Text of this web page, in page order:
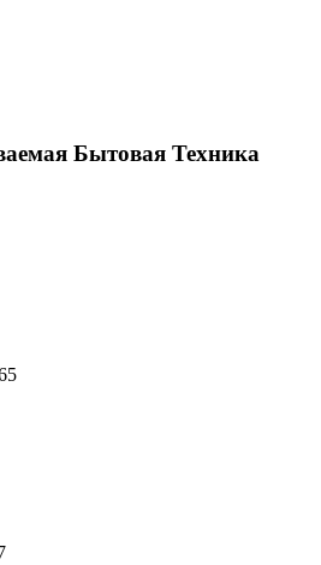
Бытовая Техника